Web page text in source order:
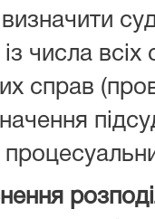
числа всіх
справ